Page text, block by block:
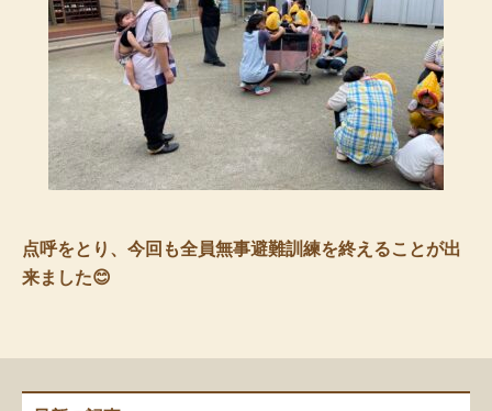
点呼をとり、今回も全員無事避難訓練を終えることが出
来ました😊